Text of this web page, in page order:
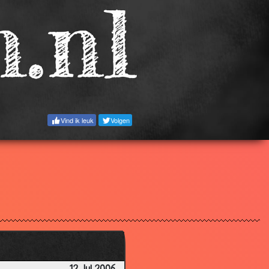
Vind ik leuk Volgen
3.67
3.64
3.25
3.28
3.56
3.31